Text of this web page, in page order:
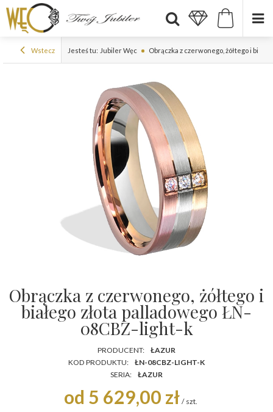
Wstecz Jesteś tu: Jubiler Węc Obrączka z czerwonego, żółtego i
Obrączka z czerwonego, żółtego i
białego złota palladowego ŁN-
08CBZ-light-k
PRODUCENT:
ŁAZUR
KOD PRODUKTU:
ŁN-08CBZ-LIGHT-K
SERIA:
ŁAZUR
od 5 629,00 zł / szt.